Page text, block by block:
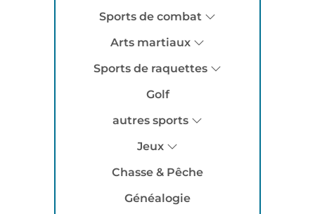
Sports de combat
Arts martiaux
Sports de raquettes
Golf
autres sports
Jeux
Chasse & Pêche
Généalogie